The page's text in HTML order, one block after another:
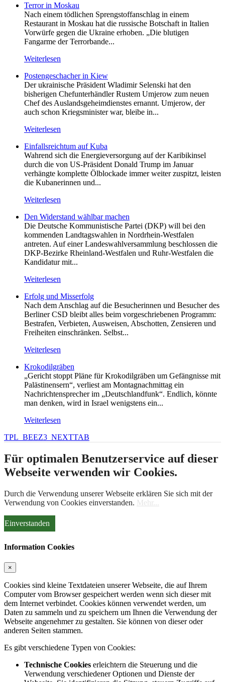
Terror in Moskau
Nach einem tödlichen Sprengstoffanschlag in einem
Restaurant in Moskau hat die russische Botschaft in Italien
Vorwürfe gegen die Ukraine erhoben. „Die blutigen
Fangarme der Terrorbande...
Weiterlesen
Postengeschacher in Kiew
Der ukrainische Präsident Wladimir Selenski hat den
bisherigen Chefunterhändler Rustem Umjerow zum neuen
Chef des Auslandsgeheimdienstes ernannt. Umjerow, der
auch schon Kriegsminister war, bleibe in...
Weiterlesen
Einfallsreichtum auf Kuba
Wahrend sich die Energieversorgung auf der Karibikinsel
durch die von US-Präsident Donald Trump im Januar
verhängte komplette Ölblockade immer weiter zuspitzt, leisten
die Kubanerinnen und...
Weiterlesen
Den Widerstand wählbar machen
Die Deutsche Kommunistische Partei (DKP) will bei den
kommenden Landtagswahlen in Nordrhein-Westfalen
antreten. Auf einer Landeswahlversammlung beschlossen die
DKP-Bezirke Rheinland-Westfalen und Ruhr-Westfalen die
Kandidatur mit...
Weiterlesen
Erfolg und Misserfolg
Nach dem Anschlag auf die Besucherinnen und Besucher des
Berliner CSD bleibt alles beim vorgeschriebenen Programm:
Bestrafen, Verbieten, Ausweisen, Abschotten, Zensieren und
Freiheiten einschränken. Selbst...
Weiterlesen
Krokodilgräben
„Gericht stoppt Pläne für Krokodilgräben um Gefängnisse mit
Palästinensern“, verliest am Montagnachmittag ein
Nachrichtensprecher im „Deutschlandfunk“. Endlich, könnte
man denken, wird in Israel wenigstens ein...
Weiterlesen
TPL_BEEZ3_NEXTTAB
Für optimalen Benutzerservice auf dieser
Webseite verwenden wir Cookies.
Durch die Verwendung unserer Webseite erklären Sie sich mit der
Verwendung von Cookies einverstanden. Mehr...
Einverstanden
Information Cookies
×
Cookies sind kleine Textdateien unserer Webseite, die auf Ihrem
Computer vom Browser gespeichert werden wenn sich dieser mit
dem Internet verbindet. Cookies können verwendet werden, um
Daten zu sammeln und zu speichern um Ihnen die Verwendung der
Webseite angenehmer zu gestalten. Sie können von dieser oder
anderen Seiten stammen.
Es gibt verschiedene Typen von Cookies:
Technische Cookies erleichtern die Steuerung und die
Verwendung verschiedener Optionen und Dienste der